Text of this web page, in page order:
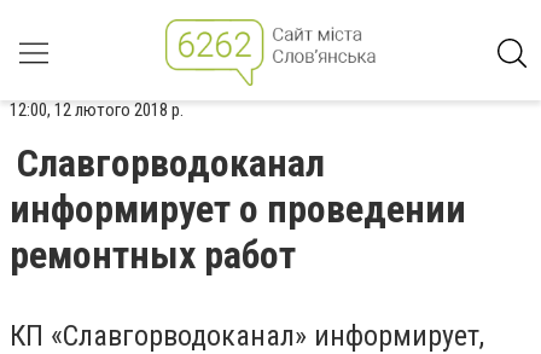
12:00, 12 лютого 2018 р.
Славгорводоканал
информирует о проведении
ремонтных работ
КП «Славгорводоканал» информирует,